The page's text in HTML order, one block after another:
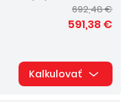
692,48 €
591,38 €
Kalkulovať